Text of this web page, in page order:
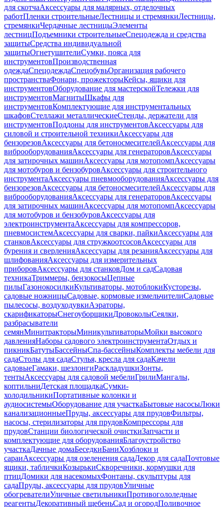
для скотчаАксессуары для малярных, отделочных
работПленки строительныеЛестницы и стремянкиЛестницы,
стремянкиЧердачные лестницыЭлементы
лестницПодъемники строительныеСпецодежда и средства
защитыСредства индивидуальной
защитыОгнетушителиСумки, пояса для
инструментовПроизводственная
одеждаСпецодеждаСпецобувьОрганизация рабочего
пространстваФонари, прожекторыКейсы, ящики для
инструментовОборудование для мастерскойТележки для
инструментовМагнитыШкафы для
инструментовКомплектующие для инструментальных
шкафовСтеллажи металлическиеСтенды, держатели для
инструментовПоддоны для инструментовАксессуары для
силовой и строительной техникиАксессуары для
бензорезовАксессуары для бетоносмесителейАксессуары для
виброоборудованияАксессуары для генераторовАксессуары
для затирочных машинАксессуары для мотопомпАксессуары
для мотобуров и бензобуровАксессуары для строительного
инструментаАксессуары пневмооборудованияАксессуары для
бензорезовАксессуары для бетоносмесителейАксессуары для
виброоборудованияАксессуары для генераторовАксессуары
для затирочных машинАксессуары для мотопомпАксессуары
для мотобуров и бензобуровАксессуары для
электроинструментаАксессуары для компрессоров,
пневмосистемАксессуары для сварки, пайкиАксессуары для
станковАксессуары для стружкоотсосовАксессуары для
бурения и сверленияАксессуары для резанияАксессуары для
шлифованияАксессуары для измерительных
приборовАксессуары для станковДом и садСадовая
техникаТриммеры, бензокосыЦепные
пилыГазонокосилкиКультиваторы, мотоблокиКусторезы,
садовые ножницыСадовые, кормовые измельчителиСадовые
пылесосы, воздуходувкиАэраторы,
скарификаторыСнегоуборщикиДровоколыСеялки,
разбрасыватели
семянМинитракторыМиникультиваторыМойки высокого
давленияНаборы садового электроинструментаОтдых и
пикникБатутыБассейныСпа-бассейныКомплекты мебели для
садаСтолы для садаСтулья, кресла для садаКачели
садовыеГамаки, шезлонгиРаскладушкиЗонты,
тентыАксессуары для садовой мебелиГрилиМангалы,
коптильниДетская площадкаСумки-
холодильникиПортативные колонки и
аудиосистемыОборудование для участкаБытовые насосыЛюки
канализационныеПруды, аксессуары для прудовФильтры,
насосы, стерилизаторы для прудовКомпрессоры для
прудовСтанции биологической очисткиЗапчасти и
комплектующие для оборудованияБлагоустройство
участкаДачные домаБеседкиБаниХозблоки и
сараиАксессуары для озеленения садаДекор для садаПочтовые
ящики, табличкиКозырькиСкворечники, кормушки для
птицДомики для насекомыхФонтаны, скульптуры для
садаПруды, аксессуары для прудовУличные
обогревателиУличные светильникиПротивогололедные
реагентыДекоративный щебеньСад и огородПоливочное